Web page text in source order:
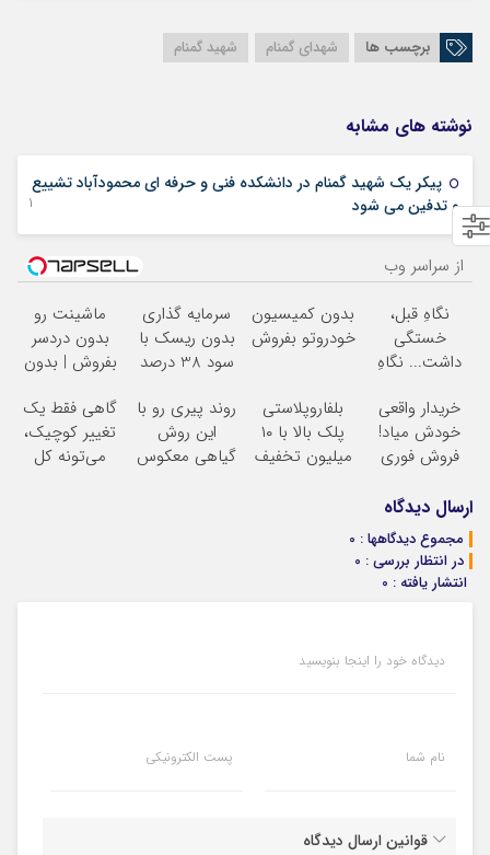
برچسب ها شهدای گمنام شهید گمنام
نوشته های مشابه
پیکر یک شهید گمنام در دانشکده فنی و حرفه ای محمودآباد تشییع
و تدفین می شود
11 دسامبر 2022
از سراسر وب
نگاهِ قبل،
خستگی
داشت... نگاهِ
بلفا با 25%
تخفیف
بدون کمیسیون
خودروتو بفروش
سرمایه گذاری
بدون ریسک با
سود 38 درصد
ماشینت رو
بدون دردسر
بفروش | بدون
خریدار واقعی
خودش میاد!
فروش فوری
مکانیک
بلفاروپلاستی
پلک بالا با ۱۰
میلیون تخفیف
روند پیری رو با
این روش
گیاهی معکوس
گاهی فقط یک
تغییر کوچیک،
می‌تونه کل
ارسال دیدگاه
مجموع دیدگاهها : 0
در انتظار بررسی : 0
انتشار یافته : 0
دیدگاه خود را اینجا بنویسید
نام شما پست الکترونیکی
قوانین ارسال دیدگاه